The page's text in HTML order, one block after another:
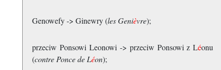
Genowefy -> Ginewry (les Genièvre);
przeciw Ponsowi Leonowi -> przeciw Ponsowi z Léonu
(contre Ponce de Léon);